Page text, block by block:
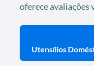
oferece avaliações
Utensílios